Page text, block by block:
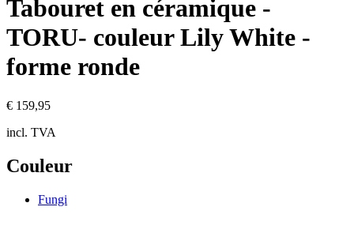
Tabouret en céramique -
TORU- couleur Lily White -
forme ronde
€ 159,95
incl. TVA
Couleur
Fungi